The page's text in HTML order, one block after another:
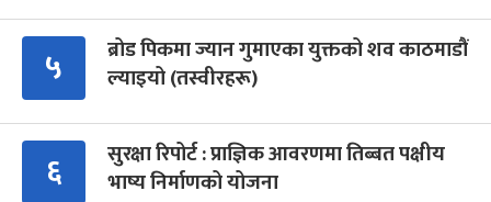
५
ब्रोड पिकमा ज्यान गुमाएका युक्तको शव काठमाडौं
ल्याइयो (तस्वीरहरू)
६
सुरक्षा रिपोर्ट : प्राज्ञिक आवरणमा तिब्बत पक्षीय
भाष्य निर्माणको योजना